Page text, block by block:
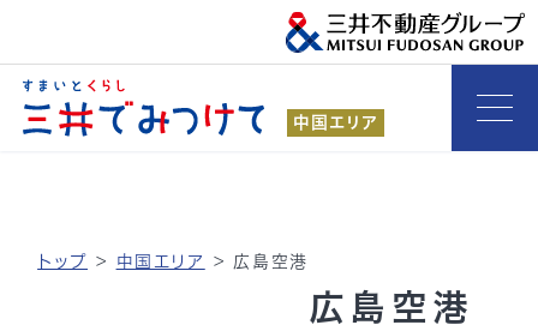
中国エリア
トップ > 中国エリア > 広島空港
広島空港